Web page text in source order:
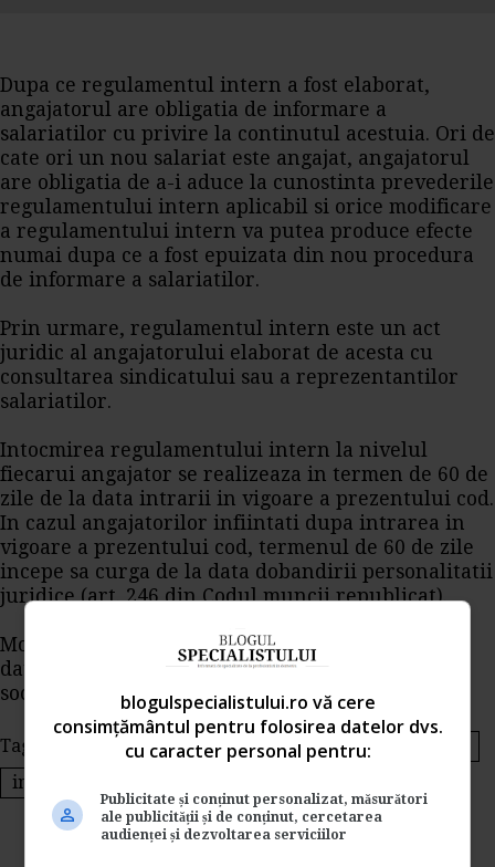
Dupa ce regulamentul intern a fost elaborat,
angajatorul are obligatia de informare a
salariatilor cu privire la continutul acestuia. Ori de
cate ori un nou salariat este angajat, angajatorul
are obligatia de a-i aduce la cunostinta prevederile
regulamentului intern aplicabil si orice modificare
a regulamentului intern va putea produce efecte
numai dupa ce a fost epuizata din nou procedura
de informare a salariatilor.
Prin urmare, regulamentul intern este un act
juridic al angajatorului elaborat de acesta cu
consultarea sindicatului sau a reprezentantilor
salariatilor.
Intocmirea regulamentului intern la nivelul
fiecarui angajator se realizeaza in termen de 60 de
zile de la data intrarii in vigoare a prezentului cod.
In cazul angajatorilor infiintati dupa intrarea in
vigoare a prezentului cod, termenul de 60 de zile
incepe sa curga de la data dobandirii personalitatii
juridice (art. 246 din Codul muncii republicat).
Momentul dobandirii personalitatii juridice este
data emiterii certificatului de inregistrare a
societatii in registrul comertului.
Tags: codul muncii regulament intern
intocmirea regulamentului intern
blogulspecialistului.ro vă cere
consimțământul pentru folosirea datelor dvs.
cu caracter personal pentru:
Publicitate și conținut personalizat, măsurători
ale publicității și de conținut, cercetarea
audienței și dezvoltarea serviciilor